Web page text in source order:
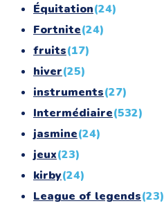
Équitation(24)
Fortnite(24)
fruits(17)
hiver(25)
instruments(27)
Intermédiaire(532)
jasmine(24)
jeux(23)
kirby(24)
League of legends(23)